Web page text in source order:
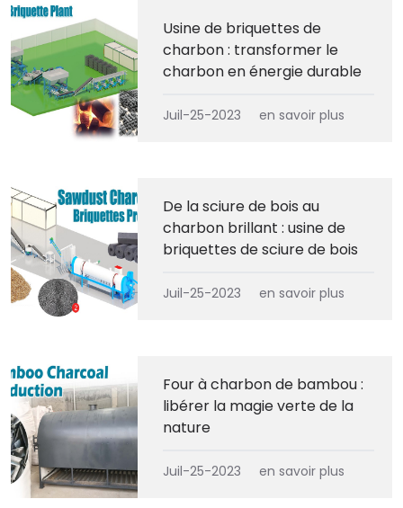
Usine de briquettes de
charbon : transformer le
charbon en énergie durable
Juil-25-2023 en savoir plus
De la sciure de bois au
charbon brillant : usine de
briquettes de sciure de bois
Juil-25-2023 en savoir plus
Four à charbon de bambou :
libérer la magie verte de la
nature
Juil-25-2023 en savoir plus